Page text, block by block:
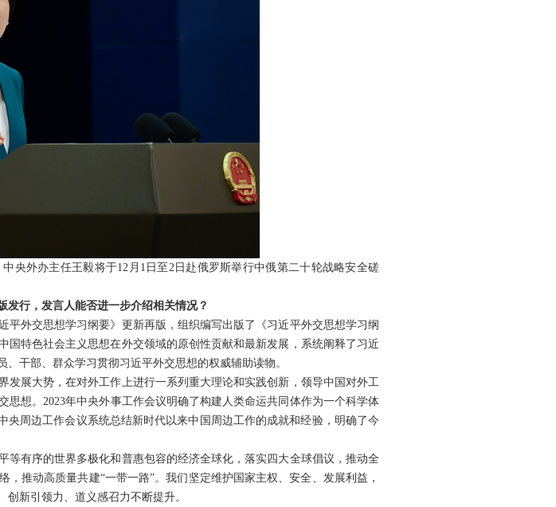
央外办主任王毅将于12月1日至2日赴俄罗斯举行中俄第二十轮战略安全磋
发行，发言人能否进一步介绍相关情况？
平外交思想学习纲要》更新再版，组织编写出版了《习近平外交思想学习纲
国特色社会主义思想在外交领域的原创性贡献和最新发展，系统阐释了习近
干部、群众学习贯彻习近平外交思想的权威辅助读物。
发展大势，在对外工作上进行一系列重大理论和实践创新，领导中国对外工
想。2023年中央外事工作会议明确了构建人类命运共同体作为一个科学体
央周边工作会议系统总结新时代以来中国周边工作的成就和经验，明确了今
有序的世界多极化和普惠包容的经济全球化，落实四大全球倡议，推动全
推动高质量共建“一带一路”。我们坚定维护国家主权、安全、发展利益，
新引领力、道义感召力不断提升。